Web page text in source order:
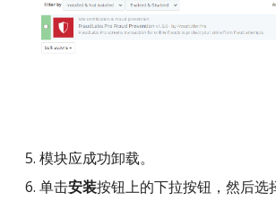
模块应成功卸载。
单击安装按钮上的下拉按钮，然后选